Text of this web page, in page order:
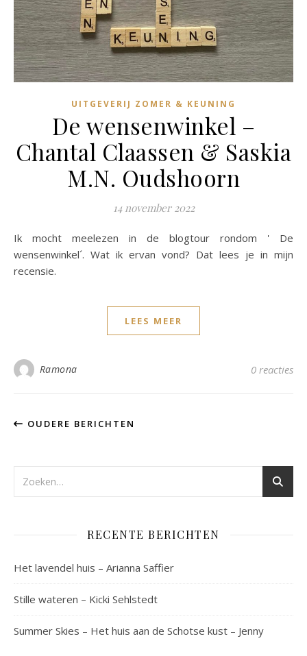
UITGEVERIJ ZOMER & KEUNING
De wensenwinkel –
Chantal Claassen & Saskia
M.N. Oudshoorn
14 november 2022
Ik mocht meelezen in de blogtour rondom ' De
wensenwinkel´. Wat ik ervan vond? Dat lees je in mijn
recensie.
LEES MEER
Ramona 0 reacties
OUDERE BERICHTEN
RECENTE BERICHTEN
Het lavendel huis – Arianna Saffier
Stille wateren – Kicki Sehlstedt
Summer Skies – Het huis aan de Schotse kust – Jenny